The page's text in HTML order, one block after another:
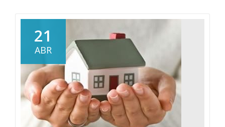
la
mochila:
¿Qué
cosas
21
ABR